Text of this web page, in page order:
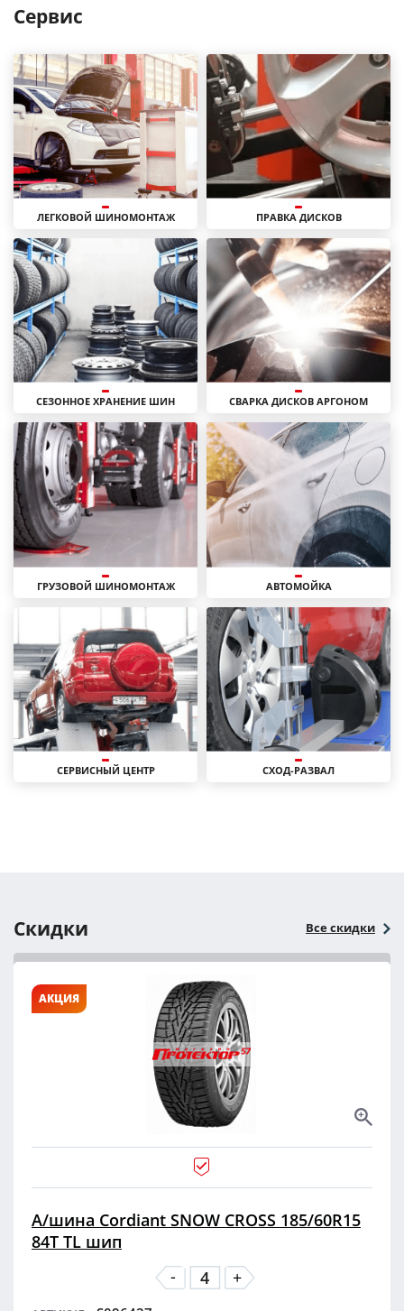
Сервис
ЛЕГКОВОЙ ШИНОМОНТАЖ ПРАВКА ДИСКОВ
СЕЗОННОЕ ХРАНЕНИЕ ШИН СВАРКА ДИСКОВ АРГОНОМ
ГРУЗОВОЙ ШИНОМОНТАЖ АВТОМОЙКА
СЕРВИСНЫЙ ЦЕНТР СХОД-РАЗВАЛ
Скидки Все скидки
АКЦИЯ
А/шина Cordiant SNOW CROSS 185/60R15
84T TL шип
-
+